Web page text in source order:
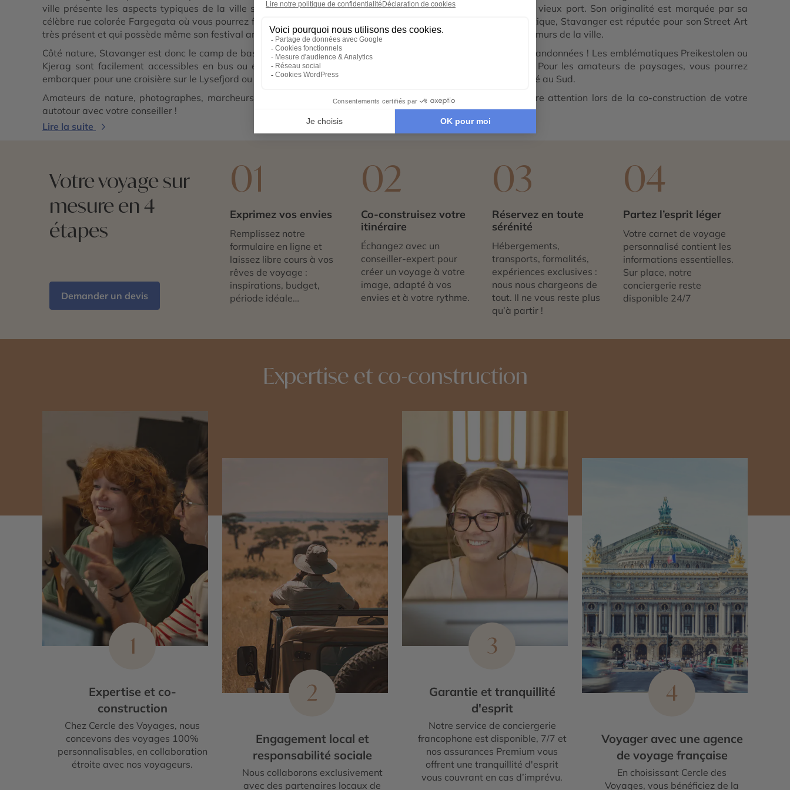
ville présente les aspects typiques de la ville scandinave maritime avec ses maisons colorées en bois et son vieux port. Son originalité est marquée par sa
célèbre rue colorée Fargegata où vous pourrez flâner au milieu des cafés, boutiques et galeries d’art. Ville artistique, Stavanger est réputée pour son Street Art
très présent et qui possède même son festival annuel Nuart qui laisse chaque année de nouvelles œuvres sur les murs de la ville.
Côté nature, Stavanger est donc le camp de base idéale pour effectuer les randonnées de la région, et quelles randonnées ! Les emblématiques Preikestolen ou
Kjerag sont facilement accessibles en bus ou en voiture et figurent parmi les plus belles marches d’Europe. Pour les amateurs de paysages, vous pourrez
embarquer pour une croisière sur le Lysefjord ou encore déambuler dans le Géoparc mondial Unesco Magma situé au Sud.
Amateurs de nature, photographes, marcheurs ou tout simplement voyageurs éclairés, Stavanger mérite votre attention lors de la co-construction de votre
autotour avec votre conseiller !
Lire la suite
Votre voyage sur
mesure en 4
étapes
Demander un devis
01
Exprimez vos envies
Remplissez notre
formulaire en ligne et
laissez libre cours à vos
rêves de voyage :
inspirations, budget,
période idéale…
02
Co-construisez votre
itinéraire
Échangez avec un
conseiller-expert pour
créer un voyage à votre
image, adapté à vos
envies et à votre rythme.
03
Réservez en toute
sérénité
Hébergements,
transports, formalités,
expériences exclusives :
nous nous chargeons de
tout. Il ne vous reste plus
qu’à partir !
04
Partez l’esprit léger
Votre carnet de voyage
personnalisé contient les
informations essentielles.
Sur place, notre
conciergerie reste
disponible 24/7
Expertise et co-construction
1
Expertise et co-
construction
Chez Cercle des Voyages, nous
concevons des voyages 100%
personnalisables, en collaboration
étroite avec nos voyageurs.
2
Engagement local et
responsabilité sociale
Nous collaborons exclusivement
avec des partenaires locaux de
3
Garantie et tranquillité
d'esprit
Notre service de conciergerie
francophone est disponible, 7/7 et
nos assurances Premium vous
offrent une tranquillité d'esprit
vous couvrant en cas d’imprévu.
4
Voyager avec une agence
de voyage française
En choisissant Cercle des
Voyages, vous bénéficiez de la